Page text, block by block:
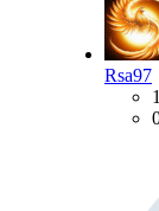
Rsa97